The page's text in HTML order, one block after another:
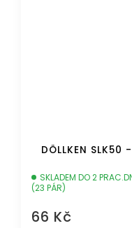
DÖLLKEN SLK50
SKLADEM DO 2
(23 PÁR)
66 Kč